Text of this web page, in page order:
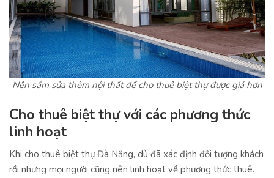
Nên sắm sửa thêm nội thất để cho thuê biệt thự được giá hơn
Cho thuê biệt thự với các phương thức
linh hoạt
Khi cho thuê biệt thự Đà Nẵng, dù đã xác định đối tượng khách
rồi nhưng mọi người cũng nên linh hoạt về phương thức thuê.